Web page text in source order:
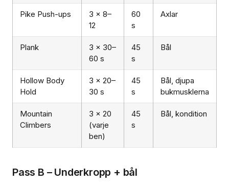
Pike Push-ups
3 × 8–
12
60
s
Axlar
Plank
3 × 30–
60 s
45
s
Bål
Hollow Body
Hold
3 × 20–
30 s
45
s
Bål, djupa
bukmusklerna
Mountain
Climbers
3 × 20
(varje
ben)
45
s
Bål, kondition
Pass B – Underkropp + bål